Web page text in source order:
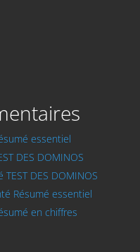
essentiel
DES DOMINOS
DES DOMINOS
Résumé essentiel
en chiffres